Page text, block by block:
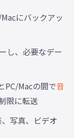
にバックアッ
し、必要なデー
PC/Macの間で音
限に転送
写真、ビデオ